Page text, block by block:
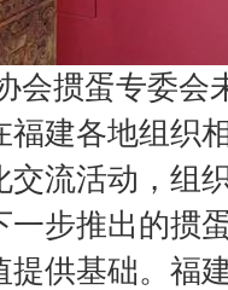
会掼蛋专委会
福建各地组织
流活动，组
步推出的掼
供基础。福